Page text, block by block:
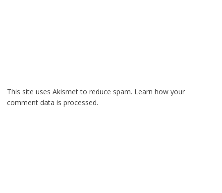
This site uses Akismet to reduce spam. Learn how your
comment data is processed.